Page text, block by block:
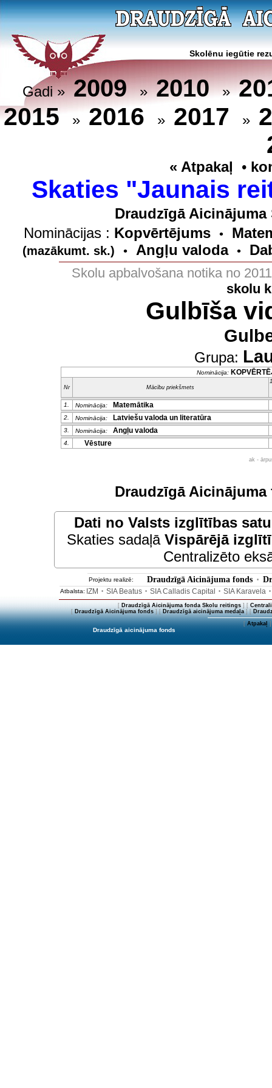
Skolēnu iegūtie
Gadi »2009»2010»
2015 » 2016 » 2017 »
« Atpakaļ •
Skaties "Jaunais
Draudzīgā
Nominācijas : Kopvērtējums •
(mazākumt. sk.) • Angļu valoda •
Skolu apbalvošana notika no
skolu
Gulbīša
Grupa:
Nominācija:
Nr Mācību priekšmets
1. Nominācija: Matemātika
2. Nominācija: Latviešu valoda un literatūra
3. Nominācija: Angļu valoda
4. Vēsture
ak -
Draudzīgā
Dati no Valsts izglītības
Skaties sadaļā Vispārējā
Centralizēto
Projektu realizē: Draudzīgā Aicinājuma fonds •
Atbalsta: IZM • SIA Beatus • SIA Calladis Capital • SIA Karavela •
[ Draudzīgā Aicinājuma fonda Skolu reitings] [
[Draudzīgā Aicinājuma fonds] [Draudzīgā aicinājuma medaļa] [
[Atpakaļ]
Draudzīgā aicinājuma fonds